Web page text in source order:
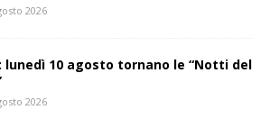
2026
lunedì 10 agosto tornano le “Notti del
2026